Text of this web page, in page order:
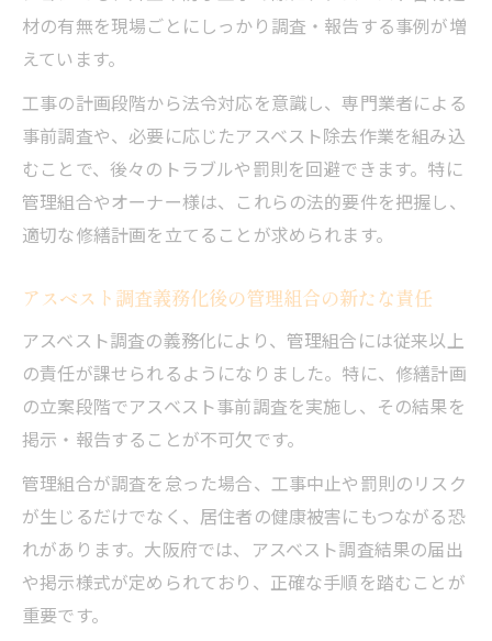
材の有無を現場ごとにしっかり調査・報告する事例が増
えています。
工事の計画段階から法令対応を意識し、専門業者による
事前調査や、必要に応じたアスベスト除去作業を組み込
むことで、後々のトラブルや罰則を回避できます。特に
管理組合やオーナー様は、これらの法的要件を把握し、
適切な修繕計画を立てることが求められます。
アスベスト調査義務化後の管理組合の新たな責任
アスベスト調査の義務化により、管理組合には従来以上
の責任が課せられるようになりました。特に、修繕計画
の立案段階でアスベスト事前調査を実施し、その結果を
掲示・報告することが不可欠です。
管理組合が調査を怠った場合、工事中止や罰則のリスク
が生じるだけでなく、居住者の健康被害にもつながる恐
れがあります。大阪府では、アスベスト調査結果の届出
や掲示様式が定められており、正確な手順を踏むことが
重要です。